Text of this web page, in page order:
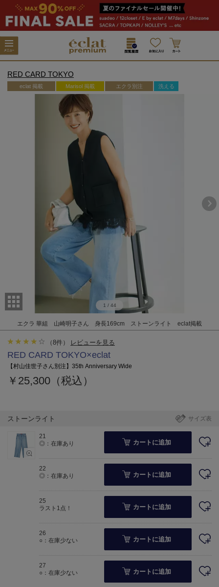
RED CARD TOKYO
eclat 掲載 Marisol 掲載 エクラ別注 洗える
1 / 44
エクラ 華組 山崎明子さん 身長169cm ストーンライト eclat掲載
（8件） レビューを見る
RED CARD TOKYO×eclat
【村山佳世子さん別注】35th Anniversary Wide
￥25,300（税込）
サイズ表
ストーンライト
21
◎：在庫あり
カートに追加
22
◎：在庫あり
カートに追加
25
ラスト1点！
カートに追加
26
○：在庫少ない
カートに追加
27
○：在庫少ない
カートに追加